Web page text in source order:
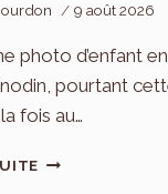
9 août 2026
photo d’enfant
pourtant
fois au…
PHOTOS